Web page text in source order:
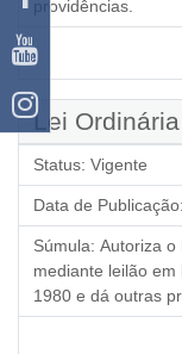
providências.
Lei
Status: Vigente
Data de Publicação:
Súmula: Autoriza o
mediante leilão
1980 e dá outras